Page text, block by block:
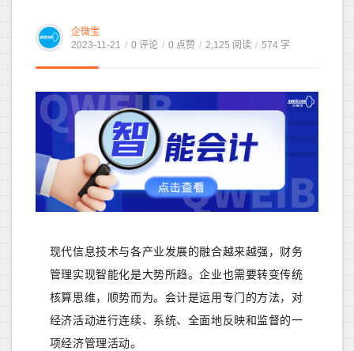
企微宝
2023-11-21 / 0 评论 / 0 点赞 / 2,125 阅读 / 574 字
现代信息技术与各产业发展的融合越来越强，财务
管理实现智能化是大势所趋。企业也需要转变传统
核算思维，顺势而为。会计是运用专门的方法，对
经济活动进行连续、系统、全面地反映和监督的一
项经济管理活动。